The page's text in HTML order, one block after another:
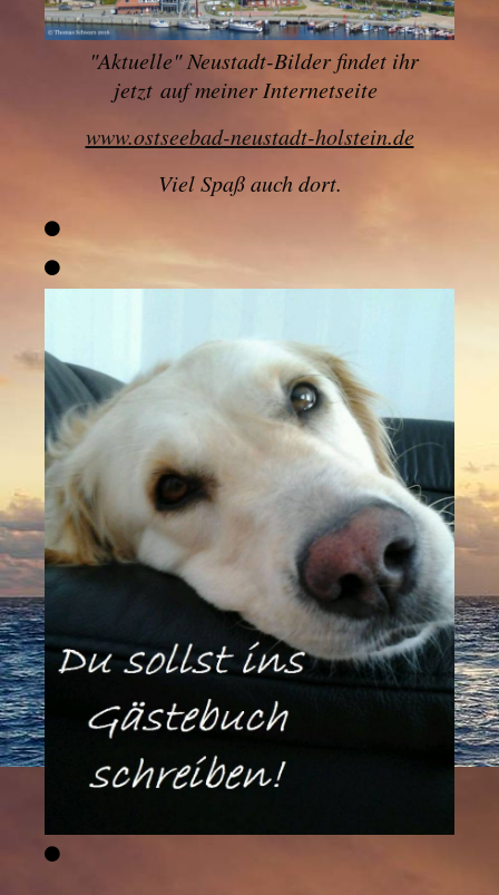
"Aktuelle" Neustadt-Bilder findet ihr
jetzt auf meiner Internetseite
www.ostseebad-neustadt-holstein.de
Viel Spaß auch dort.